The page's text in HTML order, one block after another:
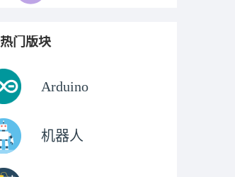
热门版块
Arduino
机器人